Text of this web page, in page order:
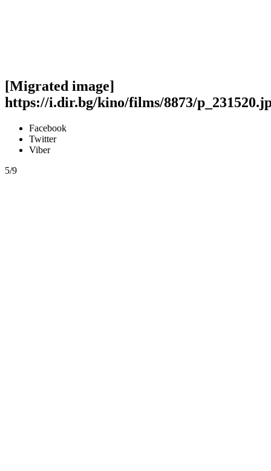
[Migrated image]
https://i.dir.bg/kino/films/8873/
Facebook
Twitter
Viber
5/9